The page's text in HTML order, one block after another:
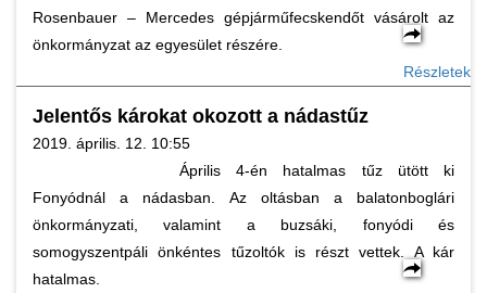
Rosenbauer – Mercedes gépjárműfecskendőt vásárolt az
önkormányzat az egyesület részére.
Részletek
Jelentős károkat okozott a nádastűz
2019. április. 12. 10:55
Április 4-én hatalmas tűz ütött ki
Fonyódnál a nádasban. Az oltásban a balatonboglári
önkormányzati, valamint a buzsáki, fonyódi és
somogyszentpáli önkéntes tűzoltók is részt vettek. A kár
hatalmas.